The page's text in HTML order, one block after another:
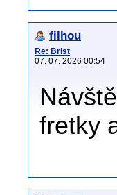
filhou
Re: Brist
07. 07. 2026 00:54
fretky